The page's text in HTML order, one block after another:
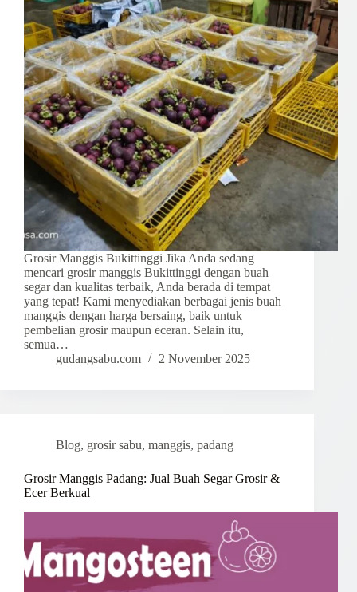
Grosir Manggis Bukittinggi Jika Anda sedang
mencari grosir manggis Bukittinggi dengan buah
segar dan kualitas terbaik, Anda berada di tempat
yang tepat! Kami menyediakan berbagai jenis buah
manggis dengan harga bersaing, baik untuk
pembelian grosir maupun eceran. Selain itu,
semua…
gudangsabu.com
2 November 2025
Blog, grosir sabu, manggis, padang
Grosir Manggis Padang: Jual Buah Segar Grosir &
Ecer Berkual